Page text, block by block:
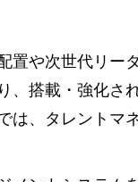
置や次世代リー
、搭載・強化さ
は、タレントマ